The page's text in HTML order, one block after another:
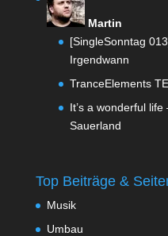
Martin
[SingleSonntag
Irgendwann
TranceElements
It’s a wonderful
Sauerland
Top Beiträge &
Musik
Umbau